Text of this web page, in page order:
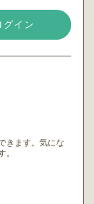
グイン
きます。 気にな
。